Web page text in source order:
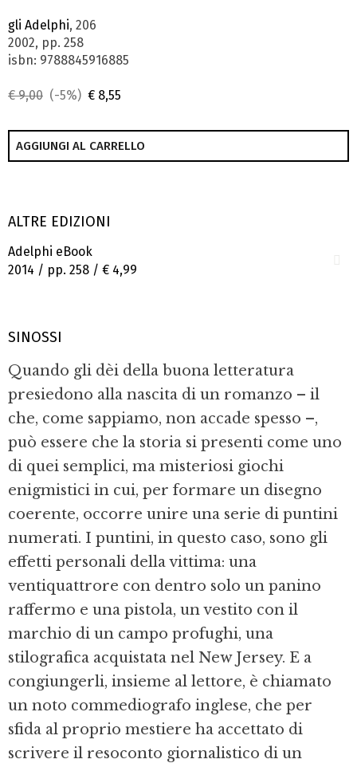
gli Adelphi, 206
2002, pp. 258
isbn: 9788845916885
€ 9,00 (-5%) € 8,55
AGGIUNGI AL CARRELLO
ALTRE EDIZIONI
Adelphi eBook
2014 / pp. 258 / € 4,99
SINOSSI
Quando gli dèi della buona letteratura
presiedono alla nascita di un romanzo – il
che, come sappiamo, non accade spesso –,
può essere che la storia si presenti come uno
di quei semplici, ma misteriosi giochi
enigmistici in cui, per formare un disegno
coerente, occorre unire una serie di puntini
numerati. I puntini, in questo caso, sono gli
effetti personali della vittima: una
ventiquattrore con dentro solo un panino
raffermo e una pistola, un vestito con il
marchio di un campo profughi, una
stilografica acquistata nel New Jersey. E a
congiungerli, insieme al lettore, è chiamato
un noto commediografo inglese, che per
sfida al proprio mestiere ha accettato di
scrivere il resoconto giornalistico di un